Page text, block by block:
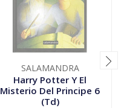
SALAMANDRA
Harry Potter Y El
Misterio Del Principe 6
(Td)